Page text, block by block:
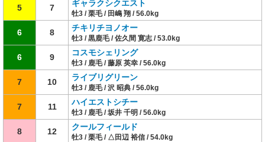
5 7 ギャラクシクエスト
牡3 / 栗毛 / 田嶋 翔 / 56.0kg
6 8 チキリチヨノオー
牡3 / 黒鹿毛 / 佐久間 寛志 / 53.0kg
6 9 コスモシェリング
牡3 / 鹿毛 / 藤原 英幸 / 56.0kg
7 10 ライブリグリーン
牡3 / 鹿毛 / 沢 昭典 / 56.0kg
7 11 ハイエストシチー
牡3 / 鹿毛 / 坂井 千明 / 56.0kg
8 12 クールフィールド
牡3 / 栗毛 / △田辺 裕信 / 54.0kg